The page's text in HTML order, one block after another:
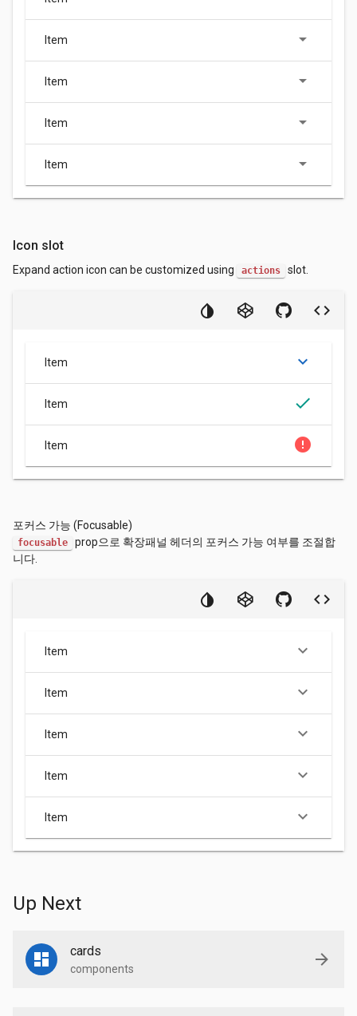
Item
Item
Item
Item
Icon slot
Expand action icon can be customized using actions slot.
Item keyboard_arrow_down
Item done
Item error
포커스 가능 (Focusable)
focusable
prop으로 확장패널 헤더의 포커스 가능 여부를 조절합
니다.
Item keyboard_arrow_down
Item keyboard_arrow_down
Item keyboard_arrow_down
Item keyboard_arrow_down
Item keyboard_arrow_down
Up Next
cards
components